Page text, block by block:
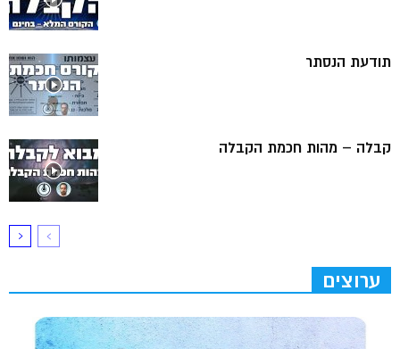
תודעת הנסתר
קבלה – מהות חכמת הקבלה
ערוצים